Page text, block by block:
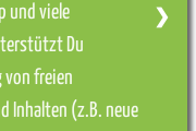
und viele
Du
von freien
Inhalten (z.B. neue
❯